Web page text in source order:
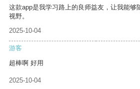
这款app是我学习路上的良师益友，让我能够
视野。
2025-10-04
游客
超棒啊 好用
2025-10-04